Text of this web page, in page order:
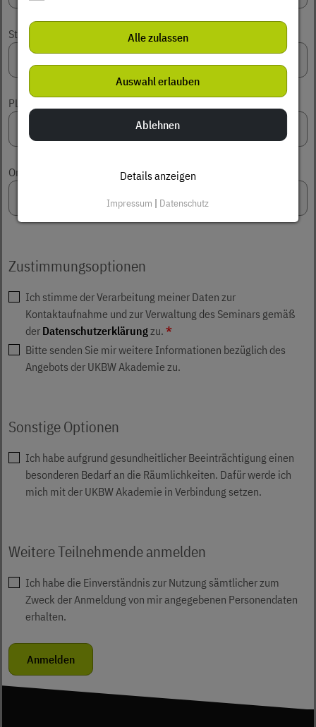
Straße
PLZ , Ort
Ort
Zustimmungsoptionen
Ich stimme der Verarbeitung meiner Daten zur
Kontaktaufnahme und zur Verwaltung des Seminars gemäß
der Datenschutzerklärungzu. *
Bitte senden Sie mir weitere Informationen bezüglich des
Angebots der UKBW Akademie zu.
Sonstige Optionen
Ich habe aufgrund gesundheitlicher Beeinträchtigung einen
besonderen Bedarf an die Räumlichkeiten. Dafür werde ich
mich mit der UKBW Akademie in Verbindung setzen.
Weitere Teilnehmende anmelden
Ich habe die Einverständnis zur Nutzung sämtlicher zum
Zweck der Anmeldung von mir angegebenen Personendaten
erhalten.
Alle zulassen
Auswahl erlauben
Ablehnen
Details anzeigen
Impressum | Datenschutz